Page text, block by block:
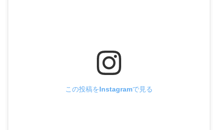
この投稿をInstagramで見る